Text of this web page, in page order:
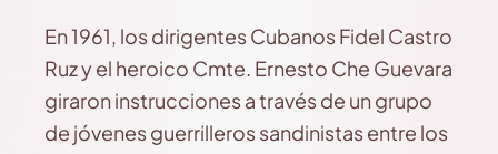
En 1961, los dirigentes Cubanos Fidel Castro
Ruz y el heroico Cmte. Ernesto Che Guevara
giraron instrucciones a través de un grupo
de jóvenes guerrilleros sandinistas entre los